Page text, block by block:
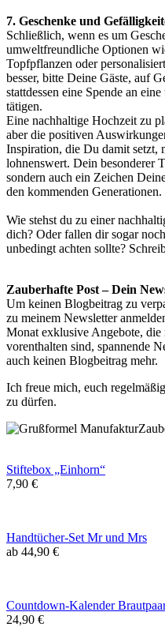
7. Geschenke und
Schließlich, wenn es um
umweltfreundliche Optionen
Topfpflanzen oder
besser, bitte Deine Gäste, auf
stattdessen eine Spende an
tätigen.
Eine nachhaltige Hochzeit zu
aber die positiven
Inspiration, die Du damit setzt,
lohnenswert. Dein besonderer
sondern auch ein Zeichen
den kommenden Generationen.
Wie stehst du zu einer
dich? Oder fallen dir sogar
unbedingt achten sollte?
Zauberhafte Post – Dein
Um keinen Blogbeitrag zu
zu meinem Newsletter
Monat exklusive Angebote,
vorenthalten sind, spannende
auch keinen Blogbeitrag mehr.
Ich freue mich, euch
zu dürfen.
Stiftebox „Einhorn“
7,90 €
Handtücher-Set Mr und Mrs
ab 44,90 €
Countdown-Kalender
24,90 €